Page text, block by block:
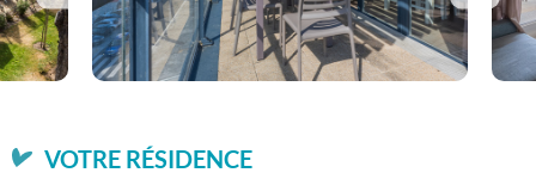
VOTRE RÉSIDENCE